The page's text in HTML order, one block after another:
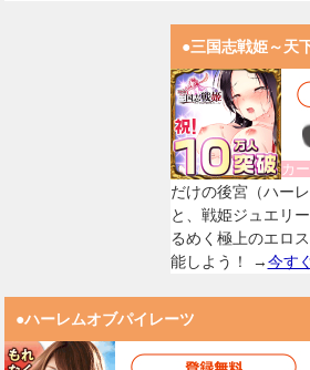
●三国志戦姫～天
カ
だけの後宮（ハー
と、戦姫ジュエリ
るめく極上のエロ
能しよう！ →今す
●ハーレムオブパイレーツ